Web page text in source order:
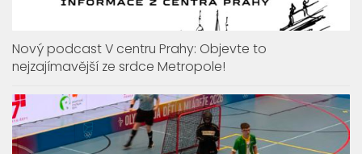
Nový podcast V centru Prahy: Objevte to
nejzajímavější ze srdce Metropole!